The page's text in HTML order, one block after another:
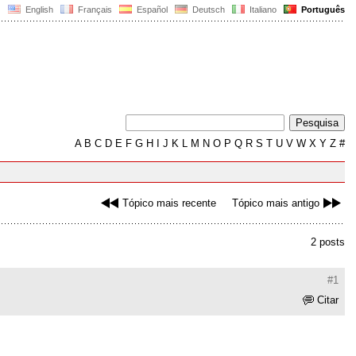
English Français Español Deutsch Italiano Português
AB C D E F G H J K L M N O P Q R S T U V W X Y Z #
Tópico mais recente Tópico mais antigo
2 posts
#1
Citar